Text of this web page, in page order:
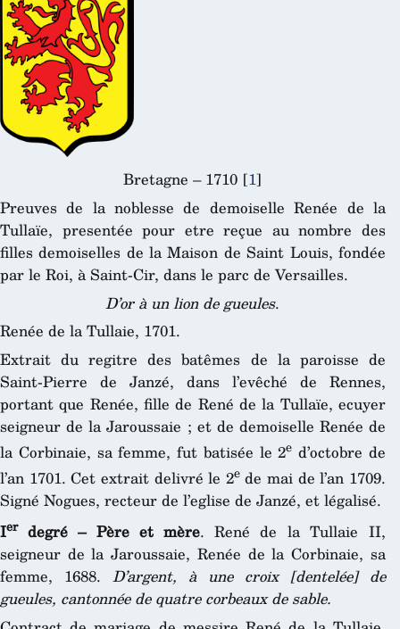
Bretagne – 1710 [1]
Preuves de la noblesse de demoiselle Renée de la
Tullaïe, presentée pour etre reçue au nombre des
filles demoiselles de la Maison de Saint Louis, fondée
par le Roi, à Saint-Cir, dans le parc de Versailles.
D’or à un lion de gueules.
Renée de la Tullaie, 1701.
Extrait du regitre des batêmes de la paroisse de
Saint-Pierre de Janzé, dans l’evêché de Rennes,
portant que Renée, fille de René de la Tullaïe, ecuyer
seigneur de la Jaroussaie ; et de demoiselle Renée de
la Corbinaie, sa femme, fut batisée le 2e d’octobre de
l’an 1701. Cet extrait delivré le 2ede mai de l’an 1709.
Signé Nogues, recteur de l’eglise de Janzé, et légalisé.
Ierdegré – Père et mère. René de la Tullaie II,
seigneur de la Jaroussaie, Renée de la Corbinaie, sa
femme, 1688. D’argent, à une croix [dentelée] de
gueules, cantonnée de quatre corbeaux de sable.